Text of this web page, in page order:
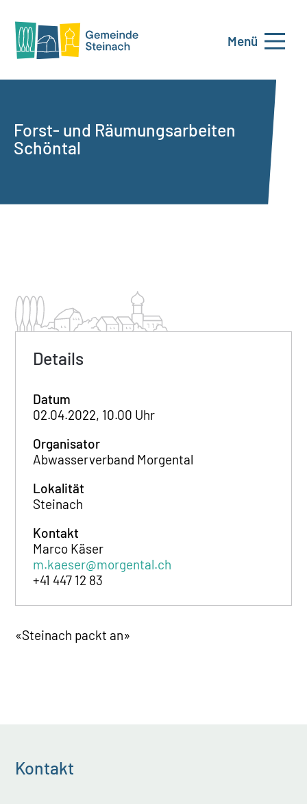
Menü
Forst- und Räumungsarbeiten
Schöntal
Details
Datum
02.04.2022, 10.00 Uhr
Organisator
Abwasserverband Morgental
Lokalität
Steinach
Kontakt
Marco Käser
m.kaeser@morgental.ch
+41 447 12 83
«Steinach packt an»
Kontakt